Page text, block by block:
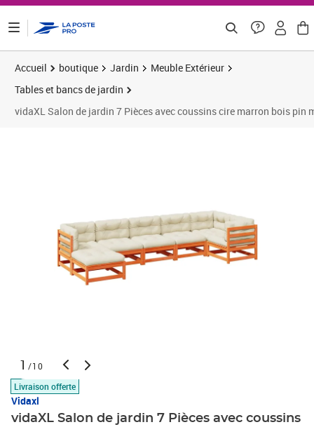
Accueil boutique Jardin
Meuble Extérieur
Tables et bancs de jardin
vidaXL Salon de jardin 7 Pièces avec coussins cire marron bois pin
1 /10
Livraison offerte
Vidaxl
vidaXL Salon de jardin 7 Pièces avec coussins